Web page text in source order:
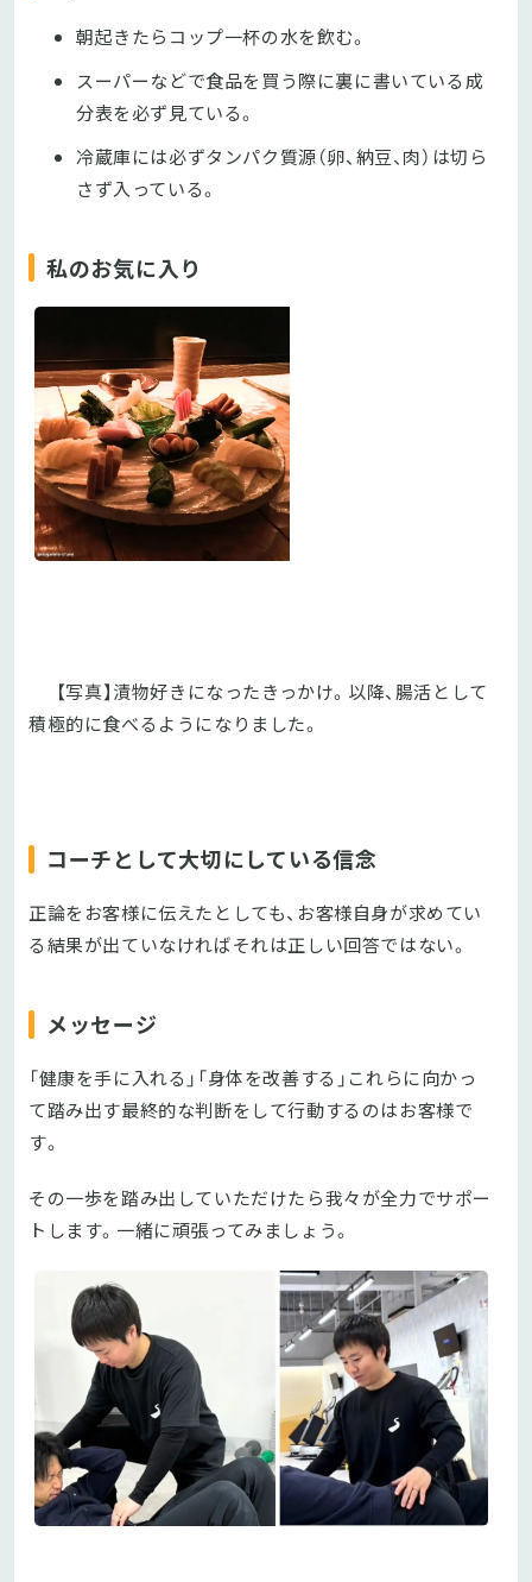
朝起きたらコップ一杯の水を飲む。
スーパーなどで食品を買う際に裏に書いている成
分表を必ず見ている。
冷蔵庫には必ずタンパク質源（卵、納豆、肉）は切ら
さず入っている。
私のお気に入り
【写真】漬物好きになったきっかけ。以降、腸活として
積極的に食べるようになりました。
コーチとして大切にしている信念
正論をお客様に伝えたとしても、お客様自身が求めてい
る結果が出ていなければそれは正しい回答ではない。
メッセージ
「健康を手に入れる」「身体を改善する」これらに向かっ
て踏み出す最終的な判断をして行動するのはお客様で
す。
その一歩を踏み出していただけたら我々が全力でサポー
トします。一緒に頑張ってみましょう。